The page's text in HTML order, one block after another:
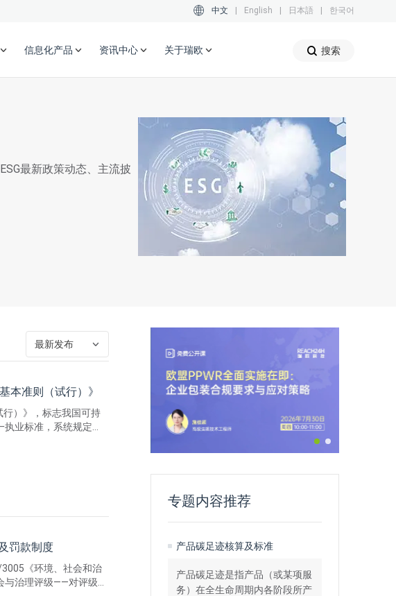
中文 English 日本語 한국어
信息化产品 资讯中心 关于瑞欧 搜索
最新政策动态、主流披
最新发布
本准则（试行）》
）》，标志我国可持
业标准，系统规定鉴
罚款制度
《环境、社会和治
与治理评级——对评级机
专题内容推荐
产品碳足迹核算及标准
产品碳足迹是指产品（或某项服
务）在全生命周期内各阶段所产